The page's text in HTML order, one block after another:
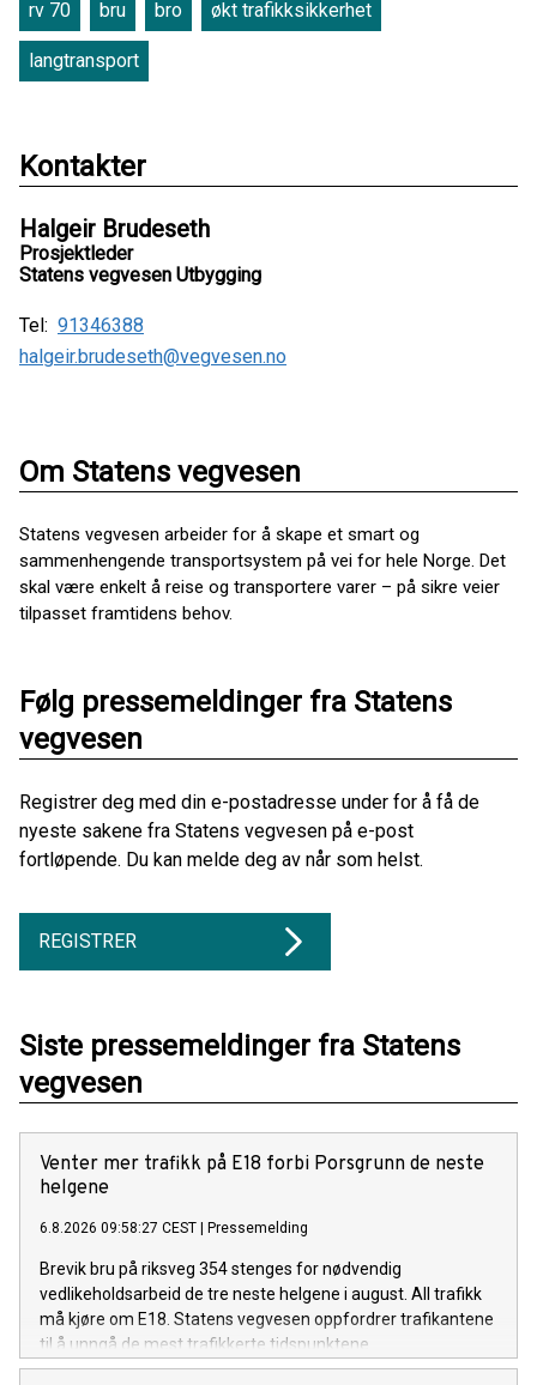
rv 70 bru bro økt trafikksikkerhet
langtransport
Kontakter
Halgeir Brudeseth
Prosjektleder
Statens vegvesen Utbygging
Tel: 91346388
halgeir.brudeseth@vegvesen.no
Om Statens vegvesen
Statens vegvesen arbeider for å skape et smart og
sammenhengende transportsystem på vei for hele Norge. Det
skal være enkelt å reise og transportere varer – på sikre veier
tilpasset framtidens behov.
Følg pressemeldinger fra Statens
vegvesen
Registrer deg med din e-postadresse under for å få de
nyeste sakene fra Statens vegvesen på e-post
fortløpende. Du kan melde deg av når som helst.
REGISTRER
Siste pressemeldinger fra Statens
vegvesen
Venter mer trafikk på E18 forbi Porsgrunn de neste
helgene
6.8.2026 09:58:27 CEST | Pressemelding
Brevik bru på riksveg 354 stenges for nødvendig
vedlikeholdsarbeid de tre neste helgene i august. All trafikk
må kjøre om E18. Statens vegvesen oppfordrer trafikantene
til å unngå de mest trafikkerte tidspunktene.